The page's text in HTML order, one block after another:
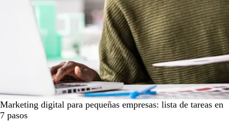
Marketing digital para pequeñas empresas: lista de tareas en
7 pasos